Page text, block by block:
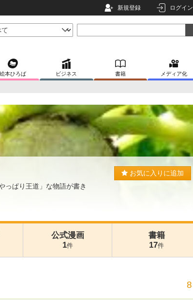
新規登録 ログイン
絵本ひろば ビジネス 書籍 メディア化
っぱり王道」な物語が書き
お気に入りに追加
公式漫画
1件
書籍
17件
8